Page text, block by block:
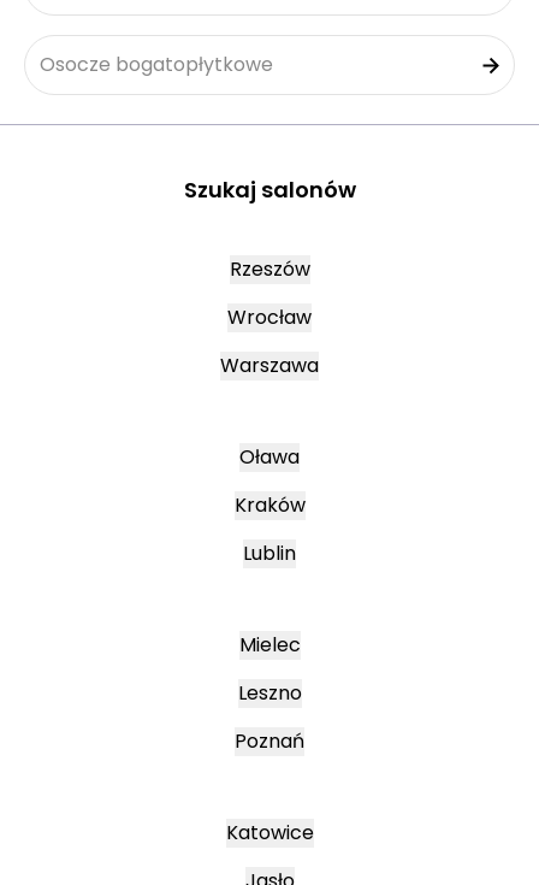
Osocze bogatopłytkowe
Szukaj salonów
Rzeszów
Wrocław
Warszawa
Oława
Kraków
Lublin
Mielec
Leszno
Poznań
Katowice